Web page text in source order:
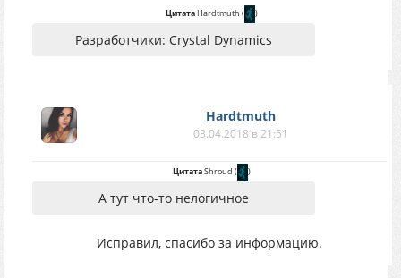
ЦитатаHardtmuth ( )
Разработчики: Crystal Dynamics
Hardtmuth
03.04.2018 в 21:51
ЦитатаShroud ( )
А тут что-то нелогичное
Исправил, спасибо за информацию.